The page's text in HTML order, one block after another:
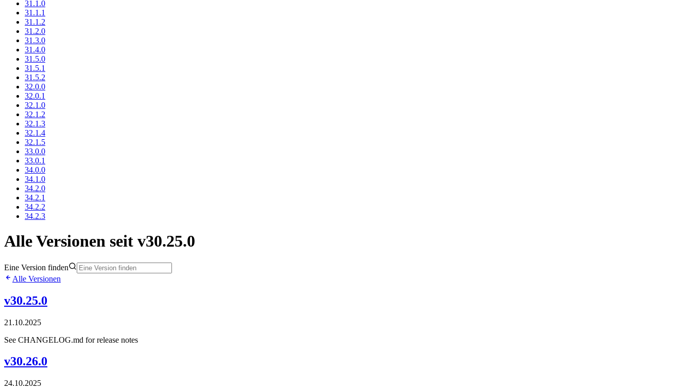
31.1.0
31.1.1
31.1.2
31.2.0
31.3.0
31.4.0
31.5.0
31.5.1
31.5.2
32.0.0
32.0.1
32.1.0
32.1.2
32.1.3
32.1.4
32.1.5
33.0.0
33.0.1
34.0.0
34.1.0
34.2.0
34.2.1
34.2.2
34.2.3
Alle Versionen seit v30.25.0
Eine Version finden
Alle Versionen
v30.25.0
21.10.2025
See CHANGELOG.md for release notes
v30.26.0
24.10.2025